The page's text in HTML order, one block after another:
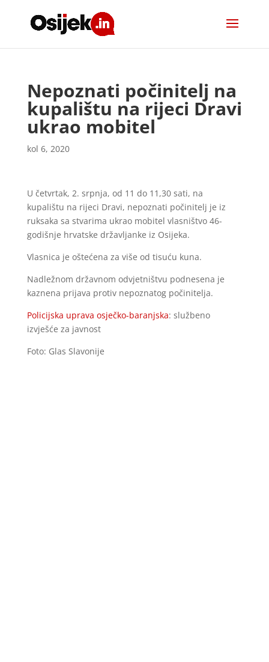
Nepoznati počinitelj na
kupalištu na rijeci Dravi
ukrao mobitel
kol 6, 2020
U četvrtak, 2. srpnja, od 11 do 11,30 sati, na
kupalištu na rijeci Dravi, nepoznati počinitelj je iz
ruksaka sa stvarima ukrao mobitel vlasništvo 46-
godišnje hrvatske državljanke iz Osijeka.
Vlasnica je oštećena za više od tisuću kuna.
Nadležnom državnom odvjetništvu podnesena je
kaznena prijava protiv nepoznatog počinitelja.
Policijska uprava osječko-baranjska: službeno
izvješće za javnost
Foto: Glas Slavonije